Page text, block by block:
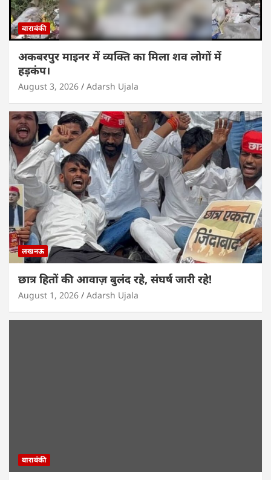
बाराबंकी
अकबरपुर माइनर में व्यक्ति का मिला शव लोगों में
हड़कंप।
August 3, 2026 Adarsh Ujala
लखनऊ
छात्र हितों की आवाज़ बुलंद रहे, संघर्ष जारी रहे!
August 1, 2026 Adarsh Ujala
बाराबंकी